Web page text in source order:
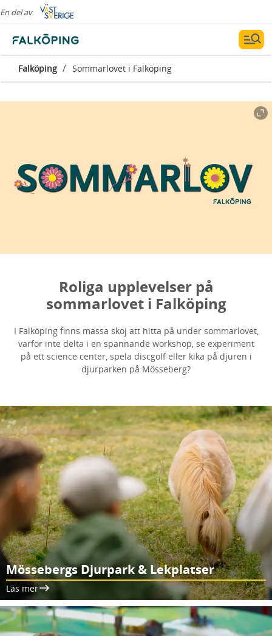
En del av
Falköping / Sommarlovet i Falköping
Roliga upplevelser på
sommarlovet i Falköping
I Falköping finns massa skoj att hitta på under sommarlovet,
varför inte delta i en spännande workshop, se experiment
på ett science center, spela discgolf eller kika på djuren i
djurparken på Mösseberg?
Mössebergs Djurpark & Lekplatser
Läs mer